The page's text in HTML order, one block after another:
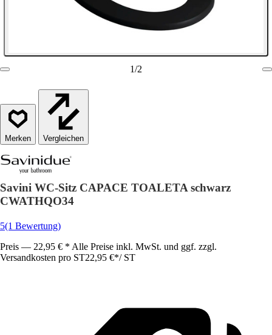
1/2
Vergleichen
Savini WC-Sitz CAPACE TOALETA schwarz
CWATHQO34
5(1 Bewertung)
Preis — 22,95 € * Alle Preise inkl. MwSt. und ggf. zzgl.
Versandkosten pro ST22,95 €*/ ST